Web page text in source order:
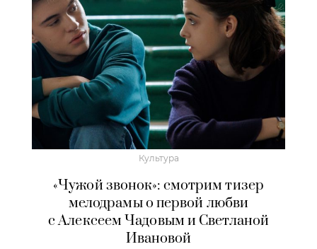
Культура
«Чужой звонок»: смотрим тизер
мелодрамы о первой любви
с Алексеем Чадовым и Светланой
Ивановой